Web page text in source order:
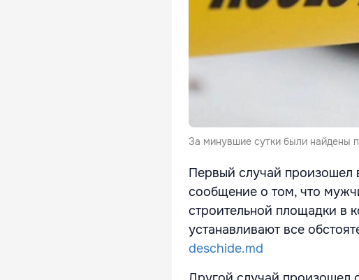
За минувшие сутки были найдены
Первый случай произошел
сообщение о том, что
строительной площадки в
устанавливают все
deschide.md